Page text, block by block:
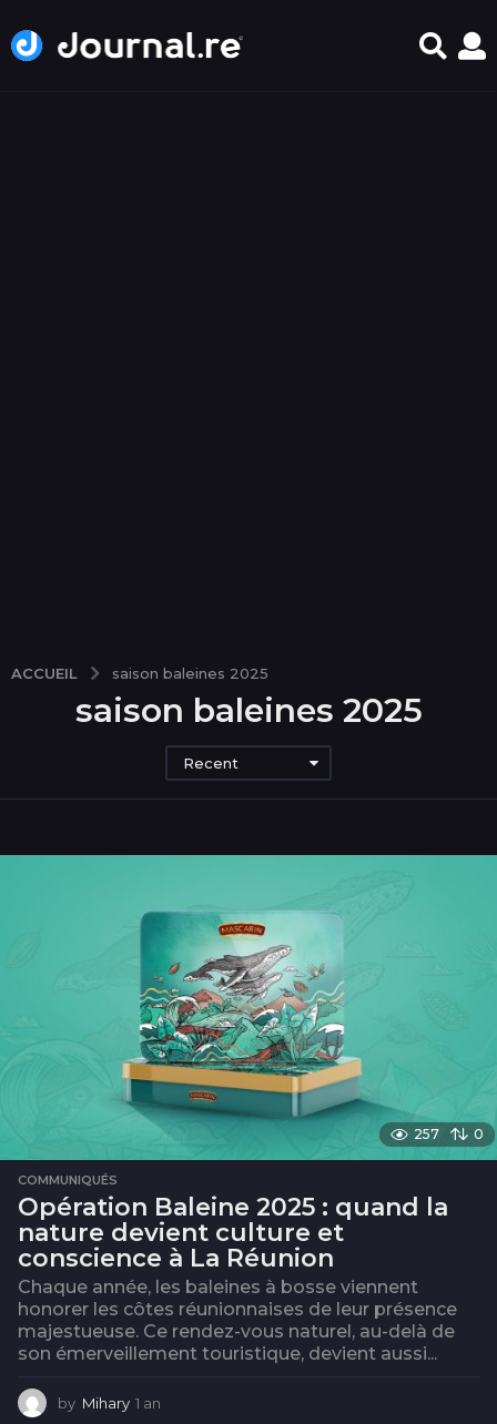
ACCUEIL saison baleines 2025
saison baleines 2025
Recent
257 0
COMMUNIQUÉS
Opération Baleine 2025 : quand la
nature devient culture et
conscience à La Réunion
Chaque année, les baleines à bosse viennent
honorer les côtes réunionnaises de leur présence
majestueuse. Ce rendez-vous naturel, au-delà de
son émerveillement touristique, devient aussi...
by Mihary 1 an